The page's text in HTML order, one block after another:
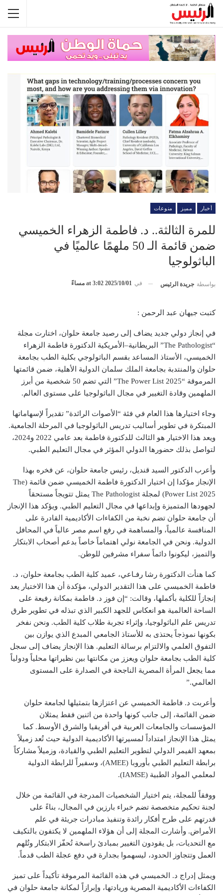
أخبار مميز منوعات
للمرة الثالثة.. د. فاطمة الزهراء الخميسي
ضمن قائمة الـ 50 ملهمًا عالميًا في
الباثولوجيا
بواسطة جريدة الرئيس في 2025/10/01 at 3:02 مساءً
كتبت جيهان عبد الرحمن :
في إنجاز دولي جديد يضاف إلى رصيد جامعة حلوان، اختارت مجلة
“The Pathologist” البريطانية–الأمريكية الدكتورة فاطمة الزهراء
الخميسي، الأستاذ المساعد بقسم الباثولوجي بكلية الطب بجامعة
حلوان والمنتدبة بجامعة الملك سلمان الدولية الأهلية، ضمن قائمتها
المرموقة “The Power List 2025” التي تضم 50 شخصية من أبرز
الملهمين وقادة التغيير في مجال الباثولوجيا على مستوى العالم.
وجاء اختيارها هذا العام في فئة “الأصوات الرائدة” تقديراً لإسهاماتها
المبتكرة في تطوير أساليب تدريس الباثولوجيا في المرحلة الجامعية.
ويعد هذا الاختيار هو الثالث للدكتورة فاطمة بعد عامي 2022 و2024،
لتواصل بذلك حضورها الدولي المؤثر في مجال التعليم الطبي.
وأعرب الدكتور السيد قنديل، رئيس جامعة حلوان، عن فخره بهذا
الإنجاز مؤكدا إن اختيار الدكتورة فاطمة الخميسي ضمن قائمة (The
Power List 2025) لمجلة The Pathologist يمثل تتويجاً مستحقاً
لجهودها المتميزة وإبداعها في مجال التعليم الطبي. ويؤكد هذا الإنجاز
أن جامعة حلوان تضم نخبة من الكفاءات الأكاديمية القادرة على
المنافسة عالمياً، والمساهمة في رفع اسم مصر عالياً في المحافل
الدولية. ونحن في الجامعة نولي اهتماماً خاصاً بدعم أصحاب الابتكار
والتميز، ليكونوا دائماً سفراء مشرفين للوطن.
كما هنأت الدكتورة رشا رفـاعي، عميد كلية الطب بجامعة حلوان، د.
فاطمة الخميسي على هذا التقدير الدولي، مؤكدة أن هذا الاختيار يعد
إنجازاً للكلية بأكملها، وقالت: “إن فوز د. فاطمة بمكانة رفيعة على
الساحة العالمية هو انعكاس للجهد الكبير الذي تبذله في تطوير طرق
تدريس علم الباثولوجيا، وإثراء تجربة طلاب كلية الطب. ونحن نفخر
بكونها نموذجاً يحتذى به للأستاذ الجامعي المبدع الذي يوازن بين
التفوق العلمي والالتزام برسالة التعليم. هذا الإنجاز يضاف إلى سجل
كلية الطب بجامعة حلوان ويعزز من مكانتها بين نظيراتها محلياً ودولياً
مما يجعل المرأة المصرية الناجحة في الصدارة على المستوى
العالمي.”
وأعربت د. فاطمة الخميسي عن اعتزازها بتمثيلها لجامعة حلوان
ضمن القائمة، إلى جانب كونها واحدة من اثنين فقط يمثلان
المؤسسات والجامعات العربية في أفريقيا والشرق الأوسط. كما
يمثل هذا الإنجاز امتداداً لمسيرتها الأكاديمية الدولية حيث تُعد زميلاً
بمعهد الفيمر الدولي لتطوير التعليم الطبي والقيادة، وزميلاً مشاركاً
برابطة التعليم الطبي بأوروبا (AMEE)، وسفيراً للرابطة الدولية
لمعلمي المواد الطبية (IAMSE).
ووفقاً للمجلة، يتم اختيار الشخصيات المدرجة في القائمة من خلال
لجنة تحكيم متخصصة تضم خبراء بارزين في المجال، بناءً على
قدرتهم على طرح أفكار رائدة وتنفيذ مبادرات جريئة في علم
الأمراض. وأشارت المجلة إلى أن هؤلاء الملهمين لا يكتفون بالتكيف
مع التحديات، بل يقودون التغيير بمبادئ راسخة تُحفّز الابتكار وتُلهم
العمل وتتجاوز الحدود، ليسهموا بجدارة في دفع عجلة الطب قدماً.
ويمثل إدراج د. الخميسي في هذه القائمة المرموقة تأكيداً على تميز
الكفاءات الأكاديمية المصرية وريادتها، وإبرازاً لمكانة جامعة حلوان في